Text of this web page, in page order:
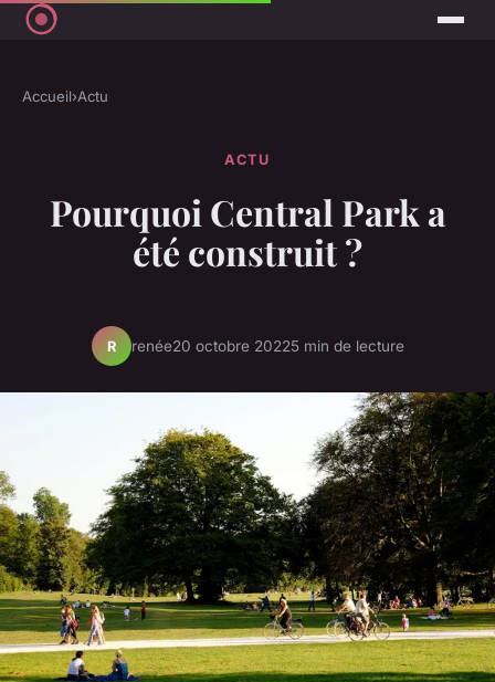
Accueil›Actu
ACTU
Pourquoi Central Park a
été construit ?
R renée20 octobre 20225 min de lecture